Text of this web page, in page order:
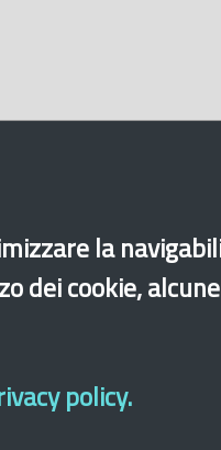
la
dei cookie,
policy.